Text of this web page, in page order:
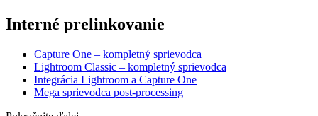
Interné prelinkovanie
Capture One – kompletný sprievodca
Lightroom Classic – kompletný sprievodca
Integrácia Lightroom a Capture One
Mega sprievodca post-processing